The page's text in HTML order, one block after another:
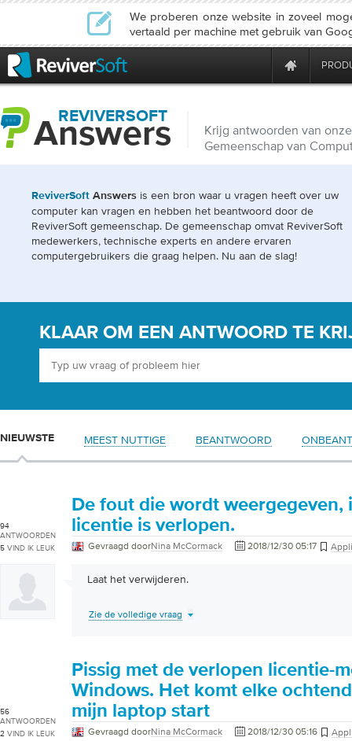
We proberen onze website in zoveel
vertaald per machine met gebruik van
REVIVERSOFT
Answers
Krijg antwoorden van onze
Gemeenschap van
ReviverSoft Answers is een bron waar u vragen heeft over uw
computer kan vragen en hebben het beantwoord door de
ReviverSoft gemeenschap. De gemeenschap omvat ReviverSoft
medewerkers, technische experts en andere ervaren
computergebruikers die graag helpen. Nu aan de slag!
KLAAR OM EEN ​​ANTWOORD TE
NIEUWSTE MEEST NUTTIGE BEANTWOORD
94
ANTWOORDEN
5 VIND IK LEUK
De fout die wordt weergegeven,
licentie is verlopen.
Gevraagd doorNina McCormack 2018/12/30 05:17
Laat het verwijderen.
Zie de volledige vraag
56
ANTWOORDEN
2 VIND IK LEUK
Pissig met de verlopen licentie-
Windows. Het komt elke
mijn laptop start
Gevraagd doorNina McCormack 2018/12/30 05:16